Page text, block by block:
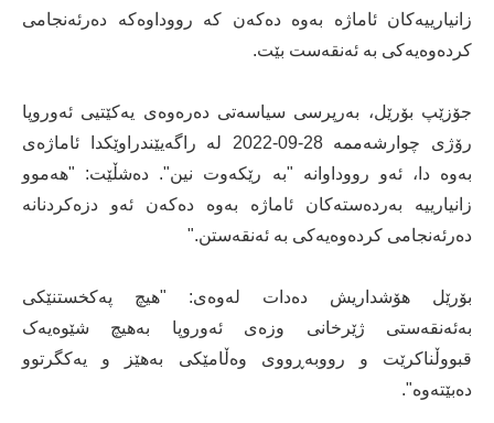
زانیارییەکان ئاماژە بەوە دەکەن کە رووداوەکە دەرئەنجامی
کردەوەیەکی بە ئەنقەست بێت.
جۆزێپ بۆرێل، بەرپرسی سیاسەتی دەرەوەی یەکێتیی ئەوروپا
رۆژی چوارشەممە 28-09-2022 لە راگەیێندراوێکدا ئاماژەی
بەوە دا، ئەو رووداوانە "بە رێکەوت نین". دەشڵێت: "هەموو
زانیارییە بەردەستەکان ئاماژە بەوە دەکەن ئەو دزەکردنانە
دەرئەنجامی کردەوەیەکی بە ئەنقەستن."
بۆرێل هۆشداریش دەدات لەوەی: "هیچ پەکخستنێکی
بەئەنقەستی ژێرخانی وزەی ئەوروپا بەهیچ شێوەیەک
قبووڵناکرێت و رووبەڕووی وەڵامێکی بەهێز و یەکگرتوو
دەبێتەوە".